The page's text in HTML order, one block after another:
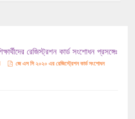
রেজিস্ট্রশন কার্ড সংশোধন প্রসঙ্গেঃ
জে এস সি ২০২০ এর রেজিস্ট্রেশন কার্ড সংশোধন